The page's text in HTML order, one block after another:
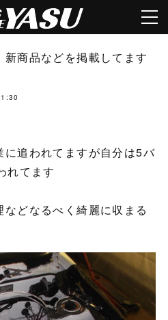
商品などを掲載してます
追われてますが自分は5バ
れてます
どなるべく綺麗に収まる